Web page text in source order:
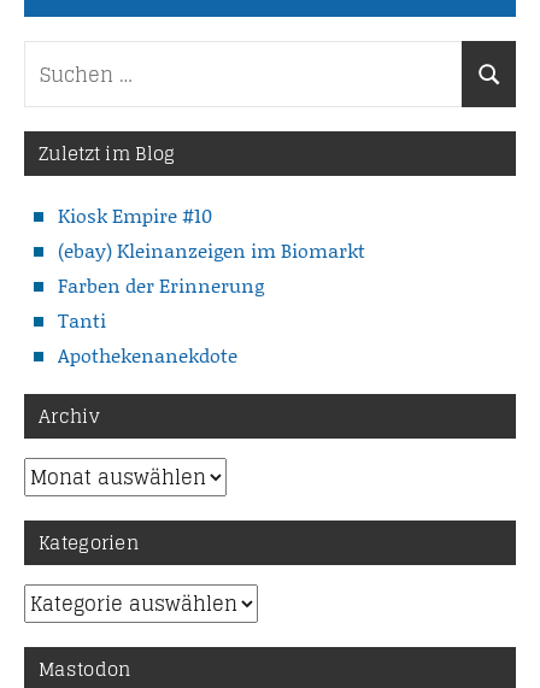
Zuletzt im Blog
Kiosk Empire #10
(ebay) Kleinanzeigen im Biomarkt
Farben der Erinnerung
Tanti
Apothekenanekdote
Archiv
Archiv
Kategorien
Kategorien
Mastodon